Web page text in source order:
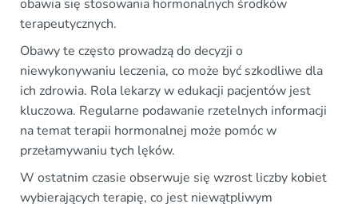
obawia się stosowania hormonalnych środków
terapeutycznych.
Obawy te często prowadzą do decyzji o
niewykonywaniu leczenia, co może być szkodliwe dla
ich zdrowia. Rola lekarzy w edukacji pacjentów jest
kluczowa. Regularne podawanie rzetelnych informacji
na temat terapii hormonalnej może pomóc w
przełamywaniu tych lęków.
W ostatnim czasie obserwuje się wzrost liczby kobiet
wybierających terapię, co jest niewątpliwym